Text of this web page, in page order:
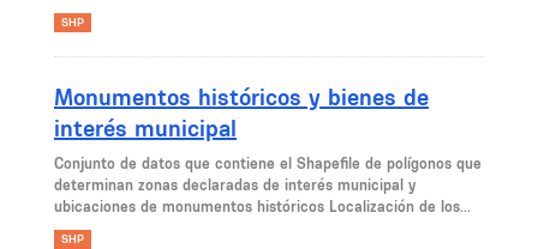
SHP
Monumentos históricos y bienes de
interés municipal
Conjunto de datos que contiene el Shapefile de polígonos que
determinan zonas declaradas de interés municipal y
ubicaciones de monumentos históricos Localización de los...
SHP